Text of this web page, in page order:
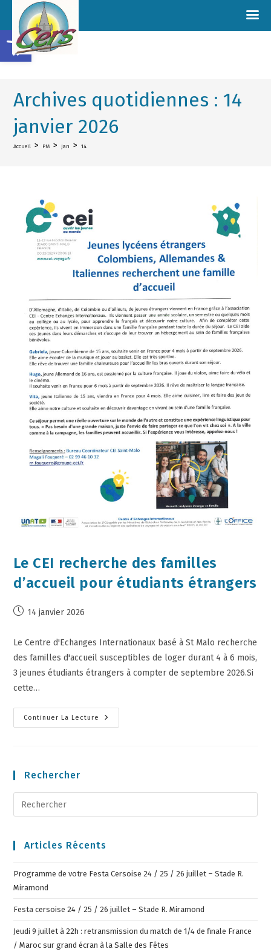
Archives quotidiennes : 14
janvier 2026
Accueil > PM > Jan > 14
Le CEI recherche des familles
d’accueil pour étudiants étrangers
14 janvier 2026
Le Centre d'Echanges Internationaux basé à St Malo recherche
des familles d'accueil susceptibles de loger durant 4 à 6 mois,
3 jeunes étudiants étrangers à compter de septembre 2026.Si
cette…
Continuer La Lecture
Rechercher
Articles Récents
Programme de votre Festa Cersoise 24 / 25 / 26 juillet – Stade R.
Miramond
Festa cersoise 24 / 25 / 26 juillet – Stade R. Miramond
Jeudi 9 juillet à 22h : retransmission du match de 1/4 de finale France
/ Maroc sur grand écran à la Salle des Fêtes
Ouvrir la barre d’outils